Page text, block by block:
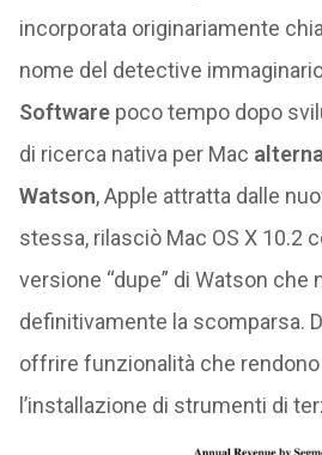
incorporata originariamente
nome del detective
Softwarepoco tempo dopo
di ricerca nativa per Mac
Watson, Apple attratta dalle
stessa, rilasciò Mac OS X 10.2
versione “dupe” di Watson che
definitivamente la scomparsa.
offrire funzionalità che
l’installazione di strumenti di